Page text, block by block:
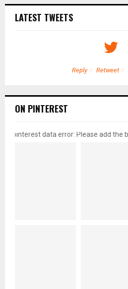
LATEST TWEETS
Reply Retweet
ON PINTEREST
pinterest data error: Please add the